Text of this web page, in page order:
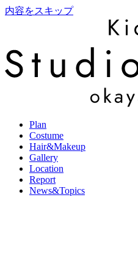
内容をスキップ
Plan
Costume
Hair&Makeup
Gallery
Location
Report
News&Topics